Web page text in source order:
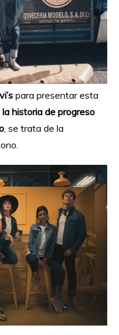
para presentar esta
historia de progreso
, se trata de la